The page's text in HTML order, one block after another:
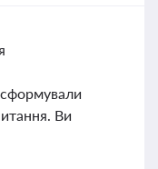
сформували
Ви